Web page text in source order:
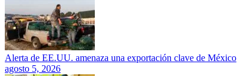
Alerta de EE.UU. amenaza una exportación clave de México
agosto 5, 2026